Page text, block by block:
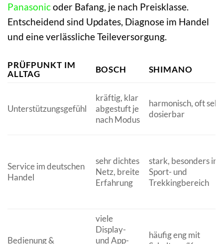
Panasonicoder Bafang, je nach Preisklasse.
Entscheidend sind Updates, Diagnose im Handel
und eine verlässliche Teileversorgung.
PRÜFPUNKT IM
ALLTAG
BOSCH SHIMANO
Unterstützungsgefühl
kräftig, klar
abgestuft je
nach Modus
harmonisch, oft
dosierbar
Service im deutschen
Handel
sehr dichtes
Netz, breite
Erfahrung
stark, besonders im
Sport- und
Trekkingbereich
Bedienung &
viele
Display-
und App-
häufig eng mit